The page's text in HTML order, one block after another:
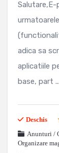
adica sa
aplicatiile
base, part ...
Deschis
Anunturi /
Organizare